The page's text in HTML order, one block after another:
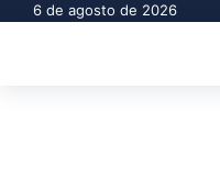
6 de agosto de 2026